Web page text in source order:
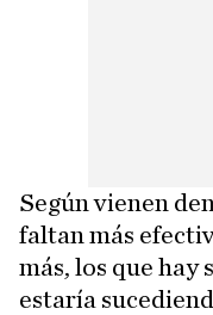
Según vienen
faltan más
más, los que hay
estaría